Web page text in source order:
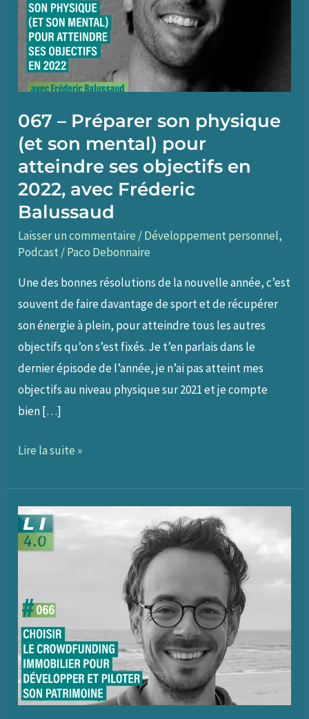
067 – Préparer son physique
(et son mental) pour
atteindre ses objectifs en
2022, avec Fréderic
Balussaud
Laisser un commentaire /Développement personnel,
Podcast /Paco Debonnaire
Une des bonnes résolutions de la nouvelle année, c’est
souvent de faire davantage de sport et de récupérer
son énergie à plein, pour atteindre tous les autres
objectifs qu’on s’est fixés. Je t’en parlais dans le
dernier épisode de l’année, je n’ai pas atteint mes
objectifs au niveau physique sur 2021 et je compte
bien […]
067
Préparer
son
physique
(et
mental)
pour
atteindre
ses
objectifs
en
Lire la suite »